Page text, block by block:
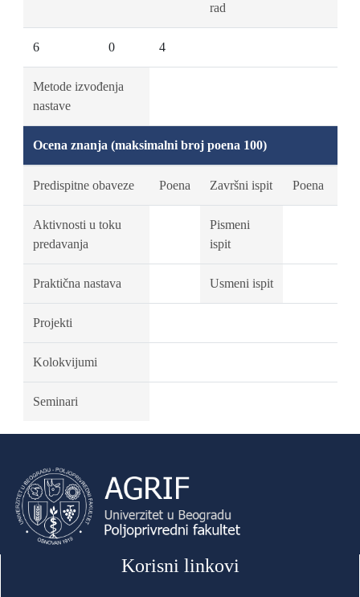
rad
6 0 4
Metode izvođenja
nastave
Ocena znanja (maksimalni broj poena 100)
Predispitne obaveze Poena Završni ispit Poena
Aktivnosti u toku
predavanja
Pismeni
ispit
Praktična nastava Usmeni ispit
Projekti
Kolokvijumi
Seminari
Korisni linkovi